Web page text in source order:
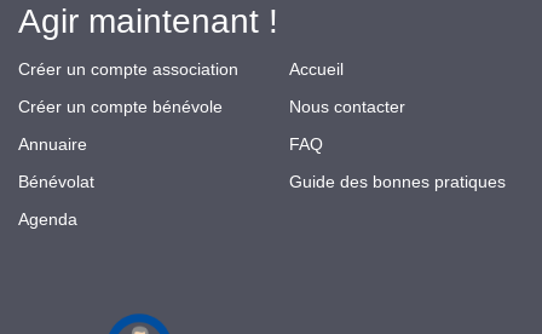
Agir maintenant !
Créer un compte association
Créer un compte bénévole
Annuaire
Bénévolat
Agenda
Accueil
Nous contacter
FAQ
Guide des bonnes pratiques